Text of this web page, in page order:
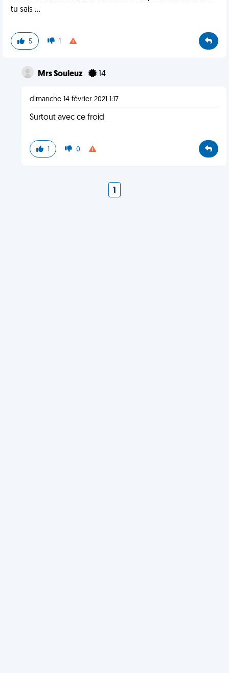
tu sais ...
5 1
Mrs Souleuz 14
dimanche 14 février 2021 1:17
Surtout avec ce froid
1 0
1